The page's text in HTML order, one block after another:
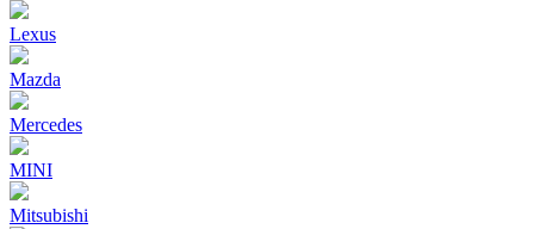
Lexus
Mazda
Mercedes
MINI
Mitsubishi